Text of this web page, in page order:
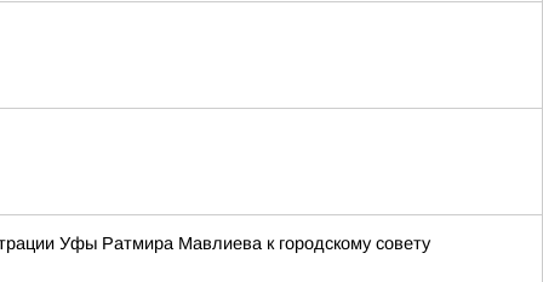
Уфы Ратмира Мавлиева к городскому совету